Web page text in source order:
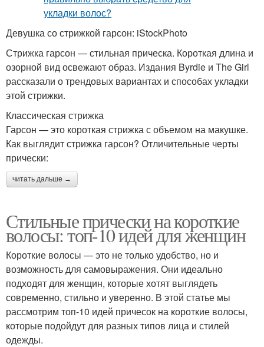
Девушка со стрижкой гарсон: iStockPhoto
Стрижка гарсон — стильная прическа. Короткая длина и
озорной вид освежают образ. Издания Byrdie и The Girl
рассказали о трендовых вариантах и способах укладки
этой стрижки.
Классическая стрижка
Гарсон — это короткая стрижка с объемом на макушке.
Как выглядит стрижка гарсон? Отличительные черты
прически:
читать дальше →
Стильные прически на короткие
волосы: топ-10 идей для женщин
Короткие волосы — это не только удобство, но и
возможность для самовыражения. Они идеально
подходят для женщин, которые хотят выглядеть
современно, стильно и уверенно. В этой статье мы
рассмотрим топ-10 идей причесок на короткие волосы,
которые подойдут для разных типов лица и стилей
одежды.